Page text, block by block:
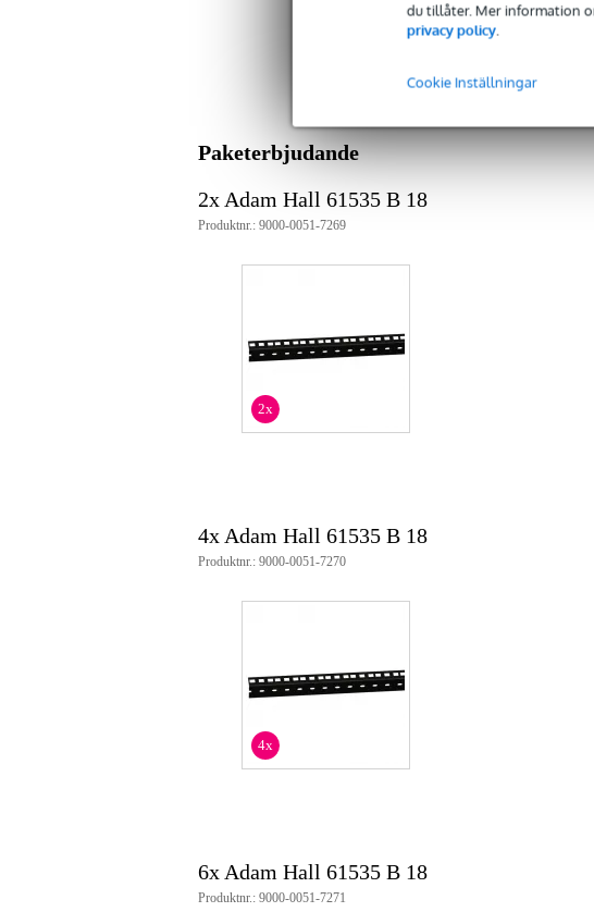
du tillåter. Mer information
privacy policy.
Cookie Inställningar
hålstorlek: 9,5 mm (enligt IEC 60297)
färg: svart
längd: 18U
vikt: 0,50 kg
Paketerbjudande
2x Adam Hall 61535 B 18
Produktnr.: 9000-0051-7269
2x
4x Adam Hall 61535 B 18
Produktnr.: 9000-0051-7270
4x
6x Adam Hall 61535 B 18
Produktnr.: 9000-0051-7271